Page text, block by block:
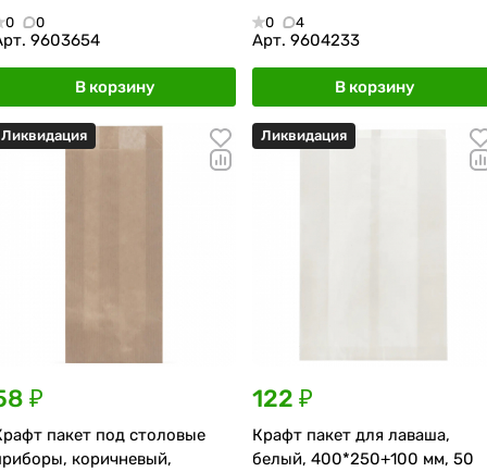
0 0
9603654
В корзину
1000 шт.
0 4
Арт. 9604233
В корзину
Ликвидация
₽
пакет под столовые
коричневый,
Ликвидация
122 ₽
Крафт пакет для лаваша,
белый, 400*250+100 мм, 50